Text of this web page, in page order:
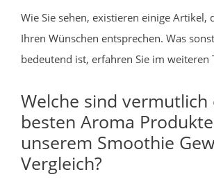
Wie Sie sehen, existieren einige Artikel,
Ihren Wünschen entsprechen. Was
bedeutend ist, erfahren Sie im weiteren
Welche sind vermutlich
besten Aroma
unserem Smoothie
Vergleich?